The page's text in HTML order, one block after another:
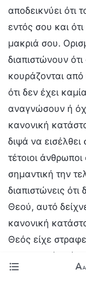
αποδεικνύει ότι
εντός σου και
μακριά σου.
διαπιστώνουν
κουράζονται από
ότι δεν έχει
αναγνώσουν ή
κανονική
διψά να εισέλθει
τέτοιοι
σημαντική την
διαπιστώνεις
Θεού, αυτό
κανονική
Θεός είχε
καθοριστεί από
και εάν βίωνες